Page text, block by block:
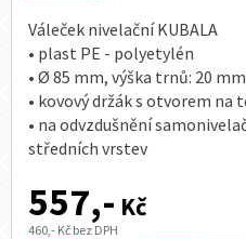
Váleček nivelační KUBALA
• plast PE - polyetylén
• Ø 85 mm, výška trnů: 20 mm
• kovový držák s otvorem na
• na odvzdušnění
středních vrstev
557,- Kč
460,- Kč bez DPH